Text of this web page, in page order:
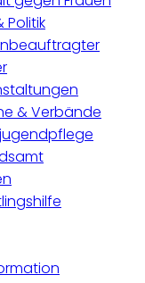
Politik
& Verbände